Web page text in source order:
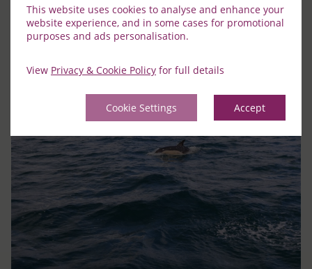
This website uses cookies to analyse and enhance your
website experience, and in some cases for promotional
purposes and ads personalisation.
View Privacy & Cookie Policy for full details
Cookie Settings Accept